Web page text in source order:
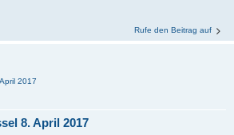
Rufe den Beitrag auf
2017
8. April 2017